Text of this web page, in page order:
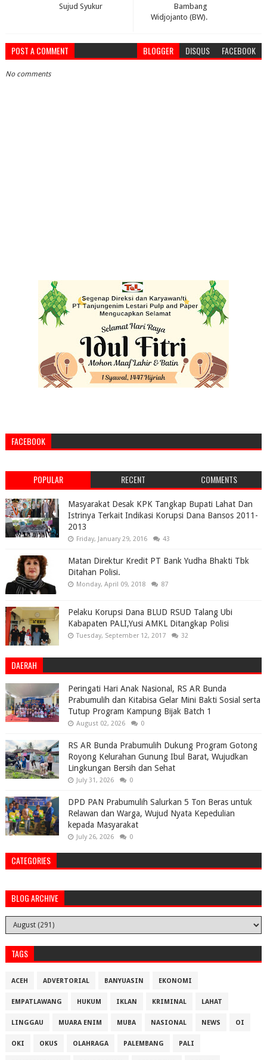
Bambang
Widjojanto (BW).
Sujud Syukur
POST A COMMENT BLOGGER DISQUS FACEBOOK
No comments
FACEBOOK
POPULAR RECENT COMMENTS
Masyarakat Desak KPK Tangkap Bupati Lahat Dan
Istrinya Terkait Indikasi Korupsi Dana Bansos 2011-
2013
Friday, January 29, 2016 43
Matan Direktur Kredit PT Bank Yudha Bhakti Tbk
Ditahan Polisi.
Monday, April 09, 2018 87
Pelaku Korupsi Dana BLUD RSUD Talang Ubi
Kabapaten PALI,Yusi AMKL Ditangkap Polisi
Tuesday, September 12, 2017 32
DAERAH
Peringati Hari Anak Nasional, RS AR Bunda
Prabumulih dan Kitabisa Gelar Mini Bakti Sosial serta
Tutup Program Kampung Bijak Batch 1
August 02, 2026 0
RS AR Bunda Prabumulih Dukung Program Gotong
Royong Kelurahan Gunung Ibul Barat, Wujudkan
Lingkungan Bersih dan Sehat
July 31, 2026 0
DPD PAN Prabumulih Salurkan 5 Ton Beras untuk
Relawan dan Warga, Wujud Nyata Kepedulian
kepada Masyarakat
July 26, 2026 0
CATEGORIES
BLOG ARCHIVE
TAGS
ACEH ADVERTORIAL BANYUASIN EKONOMI
EMPATLAWANG HUKUM IKLAN KRIMINAL LAHAT
LINGGAU MUARA ENIM MUBA NASIONAL NEWS OI
OKI OKUS OLAHRAGA PALEMBANG PALI